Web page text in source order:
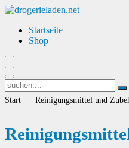
Startseite
Shop
Start Reinigungsmittel und